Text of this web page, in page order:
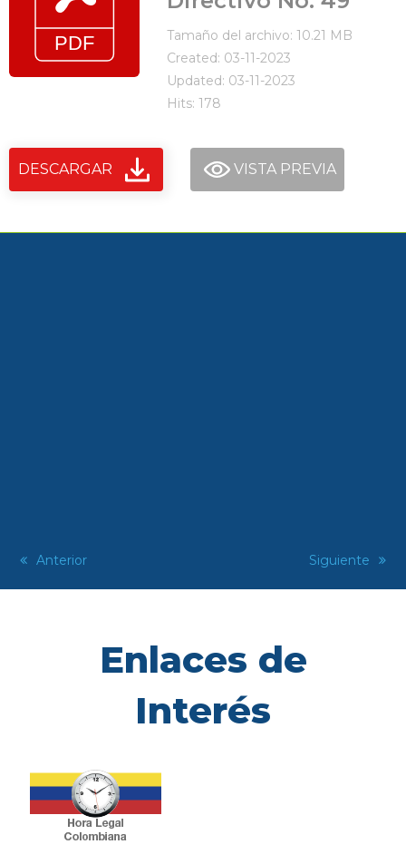
Tamaño del archivo: 10.21 MB
Created: 03-11-2023
Updated: 03-11-2023
Hits: 178
DESCARGAR VISTA PREVIA
previous
Anterior
next
Siguiente
Enlaces de
Interés